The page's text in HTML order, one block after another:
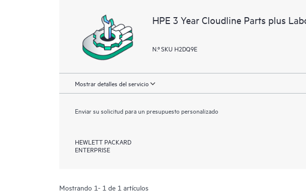
HPE 3 Year Cloudline Parts plus
N.º SKU H2DQ9E
Mostrar detalles del servicio
Enviar su solicitud para un presupuesto personalizado
HEWLETT PACKARD
ENTERPRISE
Mostrando 1- 1 de 1 artículos